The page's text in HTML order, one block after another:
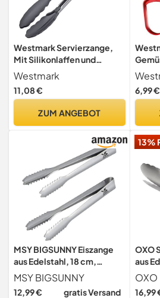
Westmark Servierzange,
Mit Silikonlaffen und
gummierten Griffen, Länge:
34 cm, Rostfreier
Edelstahl/Kunststoff/Siliko
Silber/Schwarz, 16182270
Westmark
11,08 €
ZUM ANGEBOT
Griff,
6,99 €
MSY BIGSUNNY Eiszange
aus Edelstahl, 18 cm,
Servierzange, 2 Stück
MSY BIGSUNNY
12,99 € gratis Versand
13%
OXO
aus
OXO
16,99